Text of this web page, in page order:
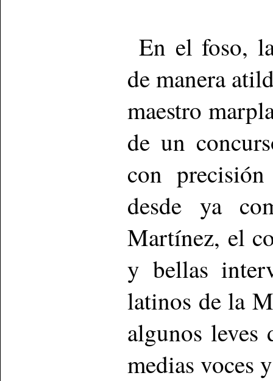
En el foso,
de manera
maestro
de un
con
desde ya
Martínez, el
y bellas
latinos de la
algunos leves
medias voces